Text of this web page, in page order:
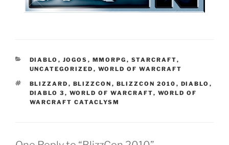
CATEGORIES
DIABLO , JOGOS , MMORPG , STARCRAFT,
UNCATEGORIZED , WORLD OF WARCRAFT
TAGS
BLIZZARD , BLIZZCON , BLIZZCON 2010 , DIABLO ,
DIABLO 3 , WORLD OF WARCRAFT, WORLD OF
WARCRAFT CATACLYSM